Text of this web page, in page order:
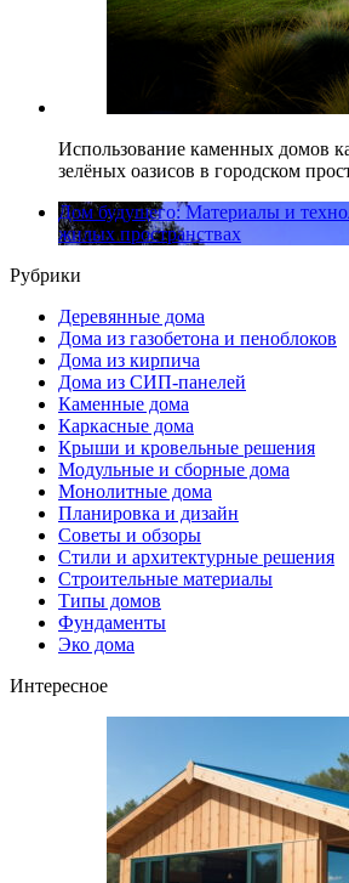
Использование каменных домов
зелёных оазисов в городском
Дом будущего: Материалы и
жилых пространствах
Рубрики
Деревянные дома
Дома из газобетона и пеноблоков
Дома из кирпича
Дома из СИП-панелей
Каменные дома
Каркасные дома
Крыши и кровельные решения
Модульные и сборные дома
Монолитные дома
Планировка и дизайн
Советы и обзоры
Стили и архитектурные решения
Строительные материалы
Типы домов
Фундаменты
Эко дома
Интересное